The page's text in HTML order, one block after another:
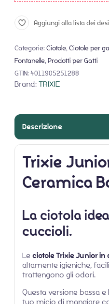
Aggiungi alla lista dei
Categorie: Ciotole, Ciotole per
Fontanelle, Prodotti per Gatti
GTIN: 4011905251288
Brand:TRIXIE
Descrizione
Trixie
Ceramica
La ciotola
cuccioli.
Le ciotole Trixie Junior
altamente igieniche,
trattengono gli odori.
Questa versione bassa
tuo micio di mangiare